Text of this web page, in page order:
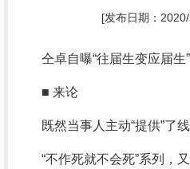
[发布日期：
仝卓自曝“往届生变应届生”
■ 来论
既然当事人主动“提供”了线
“不作死就不会死”系列，又